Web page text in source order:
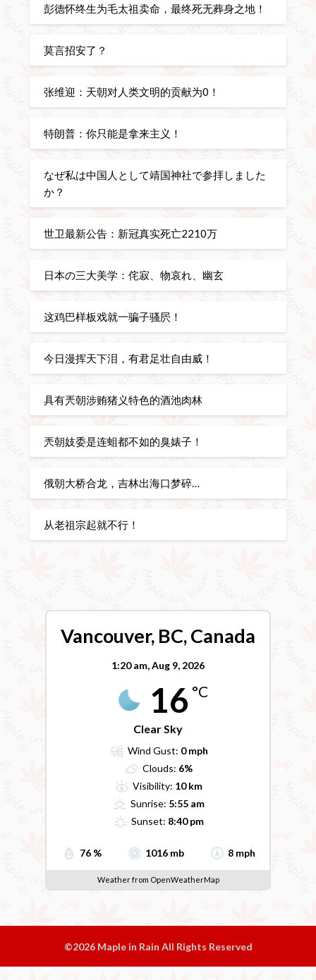
彭德怀终生为毛太祖卖命，最终死无葬身之地！
莫言招安了？
张维迎：天朝对人类文明的贡献为0！
特朗普：你只能是拿来主义！
なぜ私は中国人として靖国神社で参拝しました
か？
世卫最新公告：新冠真实死亡2210万
日本の三大美学：侘寂、物哀れ、幽玄
这鸡巴样板戏就一骗子骚屄！
今日漫挥天下泪，有君足壮自由威！
具有兲朝涉贿猪义特色的酒池肉林
兲朝妓委是连蛆都不如的臭婊子！
俄朝大桥合龙，吉林出海口梦碎…
从老祖宗起就不行！
Vancouver, BC, Canada
1:20 am,Aug 9, 2026
16 °C
Clear Sky
76 % 1016 mb 8 mph
Wind Gust: 0 mph
Clouds: 6%
Visibility: 10 km
Sunrise: 5:55 am
Sunset: 8:40 pm
Weather from OpenWeatherMap
©2026 Maple in Rain All Rights Reserved